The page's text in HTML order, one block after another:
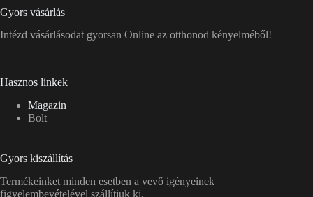
Gyors vásárlás
Intézd vásárlásodat gyorsan Online az otthonod kényelméből!
Hasznos linkek
Magazin
Bolt
Gyors kiszállítás
Termékeinket minden esetben a vevő igényeinek
figyelembevételével szállítjuk ki.